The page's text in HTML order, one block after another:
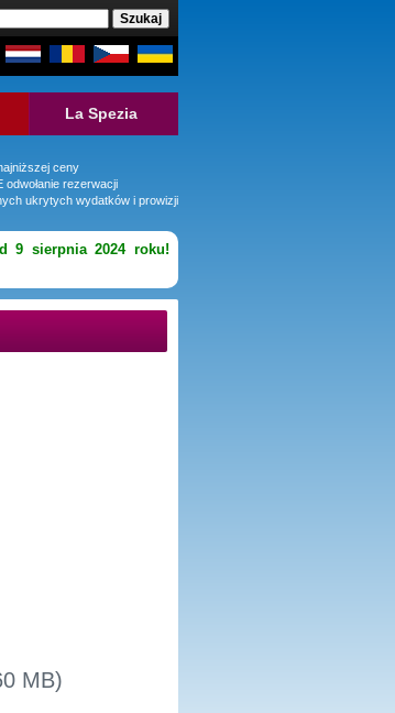
La Spezia
ceny
odwołanie rezerwacji
ukrytych wydatków i prowizji
9 sierpnia 2024 roku!
MB)